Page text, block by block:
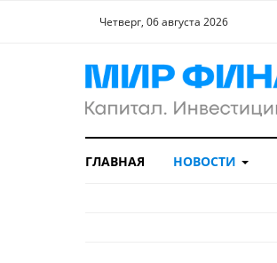
Четверг, 06 августа 2026
ГЛАВНАЯ НОВОСТИ